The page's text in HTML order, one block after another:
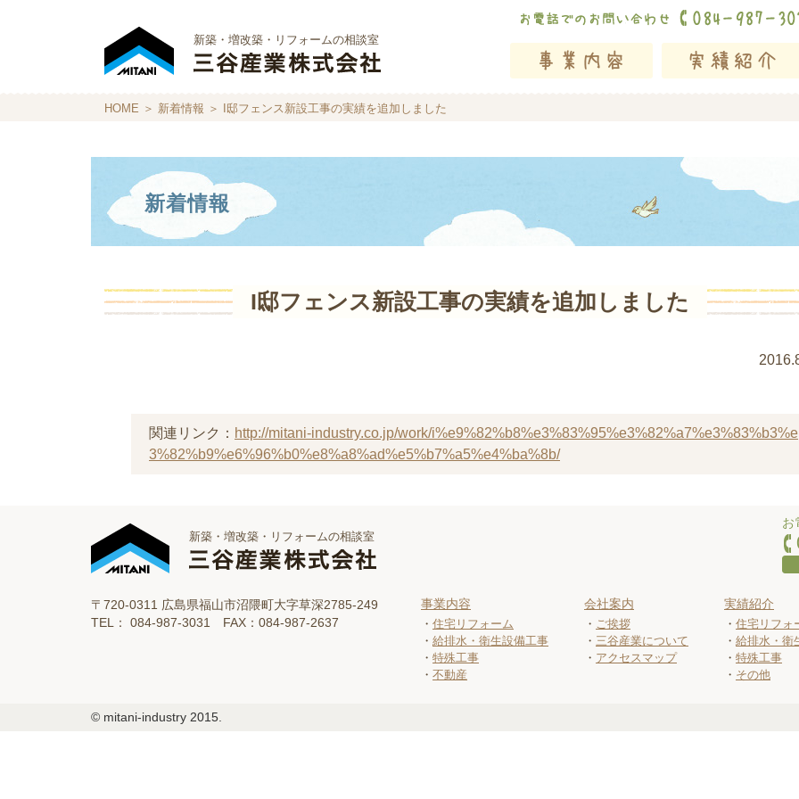
新築・増改築・リフォームの相談室
HOME ＞ 新着情報 ＞ I邸フェンス新設工事の実績を追加しました
新着情報
I邸フェンス新設工事の実績を追加しました
関連リンク： http://mitani-industry.co.jp/work/i%e9%82%b8%e3%83%95%e3%82%a7%e3%83%b3%e
3%82%b9%e6%96%b0%e8%a8%ad%e5%b7%a5%e4%ba%8b/
新築・増改築・リフォームの相談室
〒720-0311 広島県福山市沼隈町大字草深2785-249
TEL： 084-987-3031 FAX：084-987-2637
お
事業内容
住宅リフォーム
給排水・衛生設備工事
特殊工事
不動産
会社案内
ご挨拶
三谷産業について
アクセスマップ
実績紹介
住宅リフォ
給排水・衛
特殊工事
その他
© mitani-industry 2015.